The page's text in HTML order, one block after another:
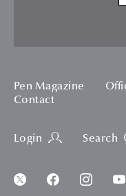
Pen Magazine
Contact
Login Search